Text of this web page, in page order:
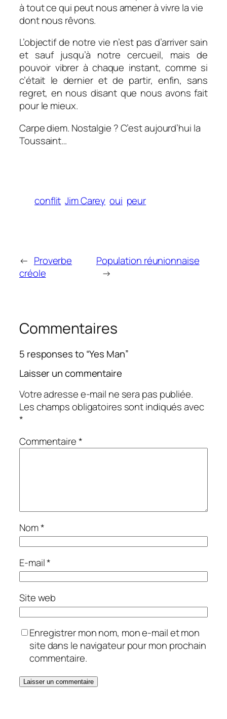
à tout ce qui peut nous amener à vivre la vie
dont nous rêvons.
L’objectif de notre vie n’est pas d’arriver sain
et sauf jusqu’à notre cercueil, mais de
pouvoir vibrer à chaque instant, comme si
c’était le dernier et de partir, enfin, sans
regret, en nous disant que nous avons fait
pour le mieux.
Carpe diem. Nostalgie ? C’est aujourd’hui la
Toussaint…
conflit Jim Carey oui peur
← Proverbe
créole
Population réunionnaise
→
Commentaires
5 responses to “Yes Man”
Laisser un commentaire
Votre adresse e-mail ne sera pas publiée.
Les champs obligatoires sont indiqués avec
*
Commentaire*
Nom*
E-mail*
Site web
Enregistrer mon nom, mon e-mail et mon
site dans le navigateur pour mon prochain
commentaire.